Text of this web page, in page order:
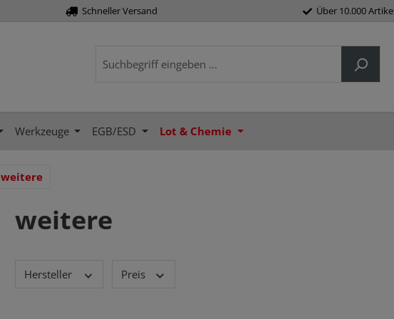
Schneller Versand Über 10.000 Artikel
Werkzeuge EGB/ESD Lot & Chemie
weitere
weitere
Hersteller Preis